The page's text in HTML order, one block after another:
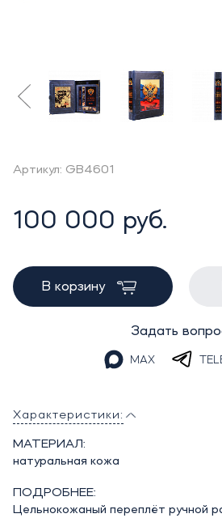
Артикул: GB4601
100 000 руб.
В корзину
Задать
MAX
Характеристики:
МАТЕРИАЛ:
натуральная кожа
ПОДРОБНЕЕ:
Цельнокожаный переплёт ручной